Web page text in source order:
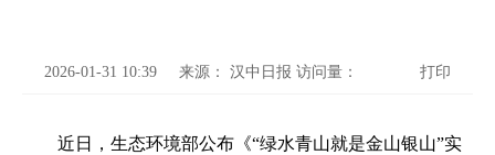
2026-01-31 10:39 来源： 汉中日报 访问量： 打印
近日，生态环境部公布《“绿水青山就是金山银山”实